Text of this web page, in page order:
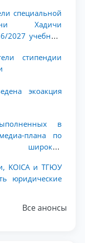
специальной
Хадичи
2027 учебный
стипендии
экоакция
в
плана по
широкой
в Послании
Узбекистан
Мажлису и
KOICA и ТГЮУ
юридические
Все анонсы